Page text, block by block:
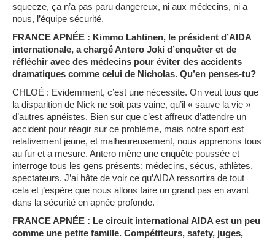
squeeze, ça n’a pas paru dangereux, ni aux médecins, ni a
nous, l’équipe sécurité.
FRANCE APNÉE : Kimmo Lahtinen, le président d’AIDA
internationale, a chargé Antero Joki d’enquêter et de
réfléchir avec des médecins pour éviter des accidents
dramatiques comme celui de Nicholas. Qu’en penses-tu?
CHLOÉ : Evidemment, c’est une nécessite. On veut tous que
la disparition de Nick ne soit pas vaine, qu’il « sauve la vie »
d’autres apnéistes. Bien sur que c’est affreux d’attendre un
accident pour réagir sur ce problème, mais notre sport est
relativement jeune, et malheureusement, nous apprenons tous
au fur et a mesure. Antero mène une enquête poussée et
interroge tous les gens présents: médecins, sécus, athlètes,
spectateurs. J’ai hâte de voir ce qu’AIDA ressortira de tout
cela et j’espère que nous allons faire un grand pas en avant
dans la sécurité en apnée profonde.
FRANCE APNÉE : Le circuit international AIDA est un peu
comme une petite famille. Compétiteurs, safety, juges,